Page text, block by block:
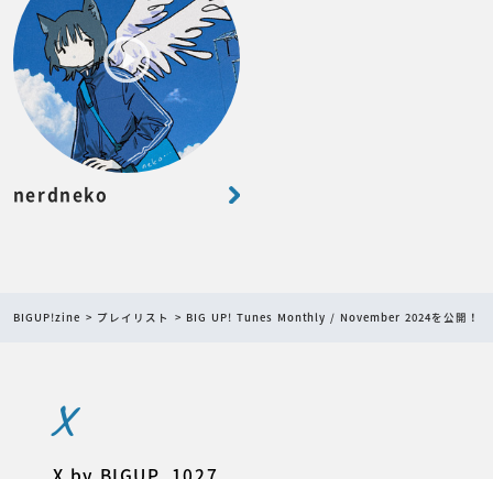
nerdneko
BIGUP!zine プレイリスト BIG UP! Tunes Monthly / November 2024を公開！
X